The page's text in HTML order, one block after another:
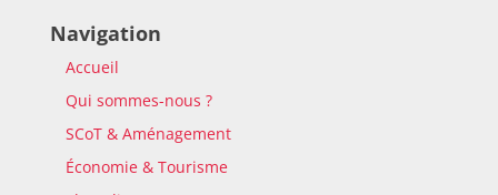
Navigation
Accueil
Qui sommes-nous ?
SCoT & Aménagement
Économie & Tourisme